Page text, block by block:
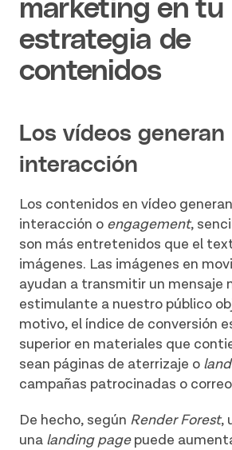
marketing en tu
estrategia de
contenidos
Los vídeos generan
interacción
Los contenidos en vídeo
interacción o engagement,
son más entretenidos que el
imágenes. Las imágenes en
ayudan a transmitir un mensaje
estimulante a nuestro público
motivo, el índice de conversión
superior en materiales que
sean páginas de aterrizaje o
campañas patrocinadas o
De hecho, según Render Forest,
una landing pagepuede